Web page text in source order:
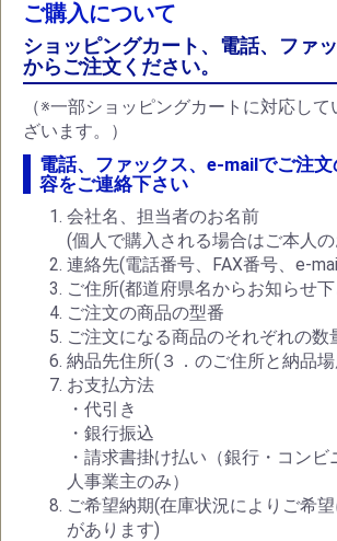
ご購入について
ショッピングカート、電話、ファ
からご注文ください。
（※一部ショッピングカートに対応し
ざいます。）
電話、ファックス、e-mailでご注
容をご連絡下さい
会社名、担当者のお名前
(個人で購入される場合はご本人
連絡先(電話番号、FAX番号、e-
ご住所(都道府県名からお知らせ
ご注文の商品の型番
ご注文になる商品のそれぞれの数
納品先住所(３．のご住所と納品
お支払方法
・代引き
・銀行振込
・請求書掛け払い（銀行・コン
人事業主のみ）
ご希望納期(在庫状況によりご希
があります)